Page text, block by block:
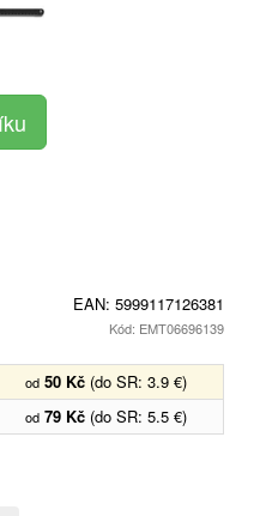
EAN: 5999117126381
Kód: EMT06696139
od 50 Kč (do SR: 3.9 €)
od 79 Kč (do SR: 5.5 €)